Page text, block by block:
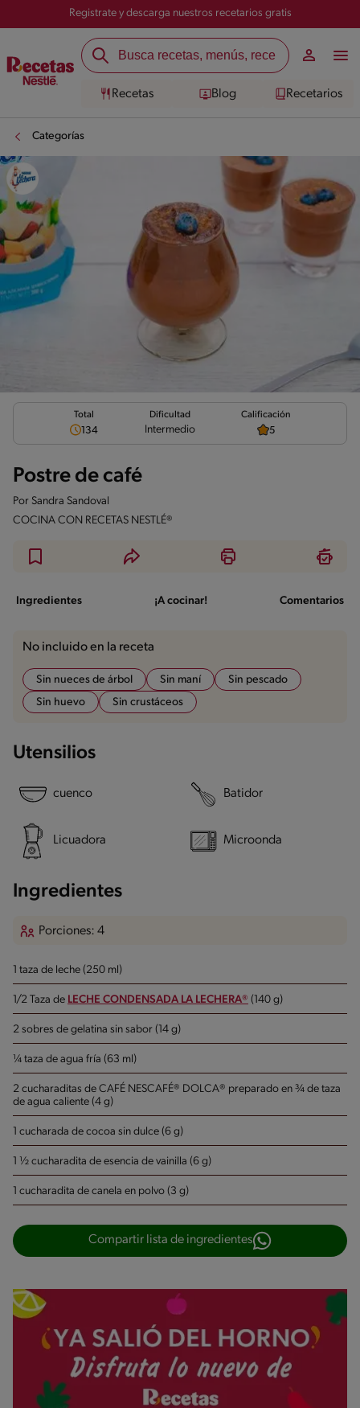
Registrate y descarga nuestros recetarios gratis
Recetas Blog Recetarios
Categorías
Total
134
Dificultad
Intermedio
Calificación
5
Postre de café
Por Sandra Sandoval
COCINA CON RECETAS NESTLÉ®
Ingredientes ¡A cocinar! Comentarios
No incluido en la receta
Sin nueces de árbol Sin maní
Sin pescado
Sin huevo
Sin crustáceos
Utensilios
cuenco Batidor
Licuadora Microonda
Ingredientes
Porciones: 4
1 taza de leche (250 ml)
1/2 Taza de LECHE CONDENSADA LA LECHERA® (140 g)
2 sobres de gelatina sin sabor (14 g)
¼ taza de agua fría (63 ml)
2 cucharaditas de CAFÉ NESCAFÉ® DOLCA® preparado en ¾ de taza
de agua caliente (4 g)
1 cucharada de cocoa sin dulce (6 g)
1 ½ cucharadita de esencia de vainilla (6 g)
1 cucharadita de canela en polvo (3 g)
Compartir lista de ingredientes